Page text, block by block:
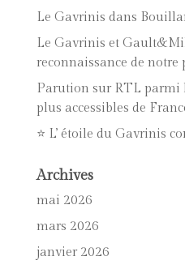
Le Gavrinis dans
Le Gavrinis et
reconnaissance de notre
Parution sur RTL parmi
plus accessibles de
⭐ L’ étoile du Gavrinis
Archives
mai 2026
mars 2026
janvier 2026